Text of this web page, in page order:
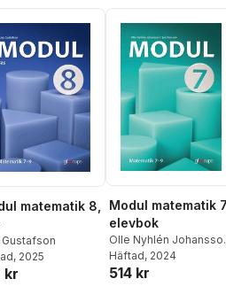
matematik 8,
Gustafson
, 2025
kr
Modul matematik
elevbok
Olle Nyhlén
Jan Persson
Häftad, 2024
514 kr